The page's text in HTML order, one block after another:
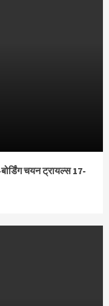
चयन ट्रायल्स 17-